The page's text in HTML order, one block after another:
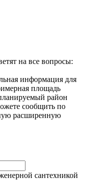
на все вопросы:
информация для
площадь
район
сообщить по
расширенную
сантехникой